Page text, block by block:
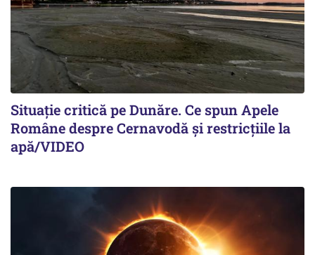
Situație critică pe Dunăre. Ce spun Apele
Române despre Cernavodă și restricțiile la
apă/VIDEO